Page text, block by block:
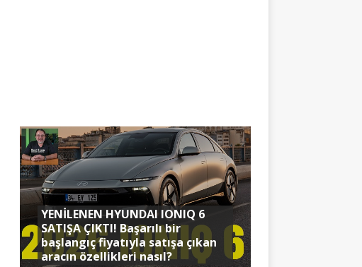
YENİLENEN HYUNDAI IONIQ 6
SATIŞA ÇIKTI! Başarılı bir
başlangıç fiyatıyla satışa çıkan
aracın özellikleri nasıl?